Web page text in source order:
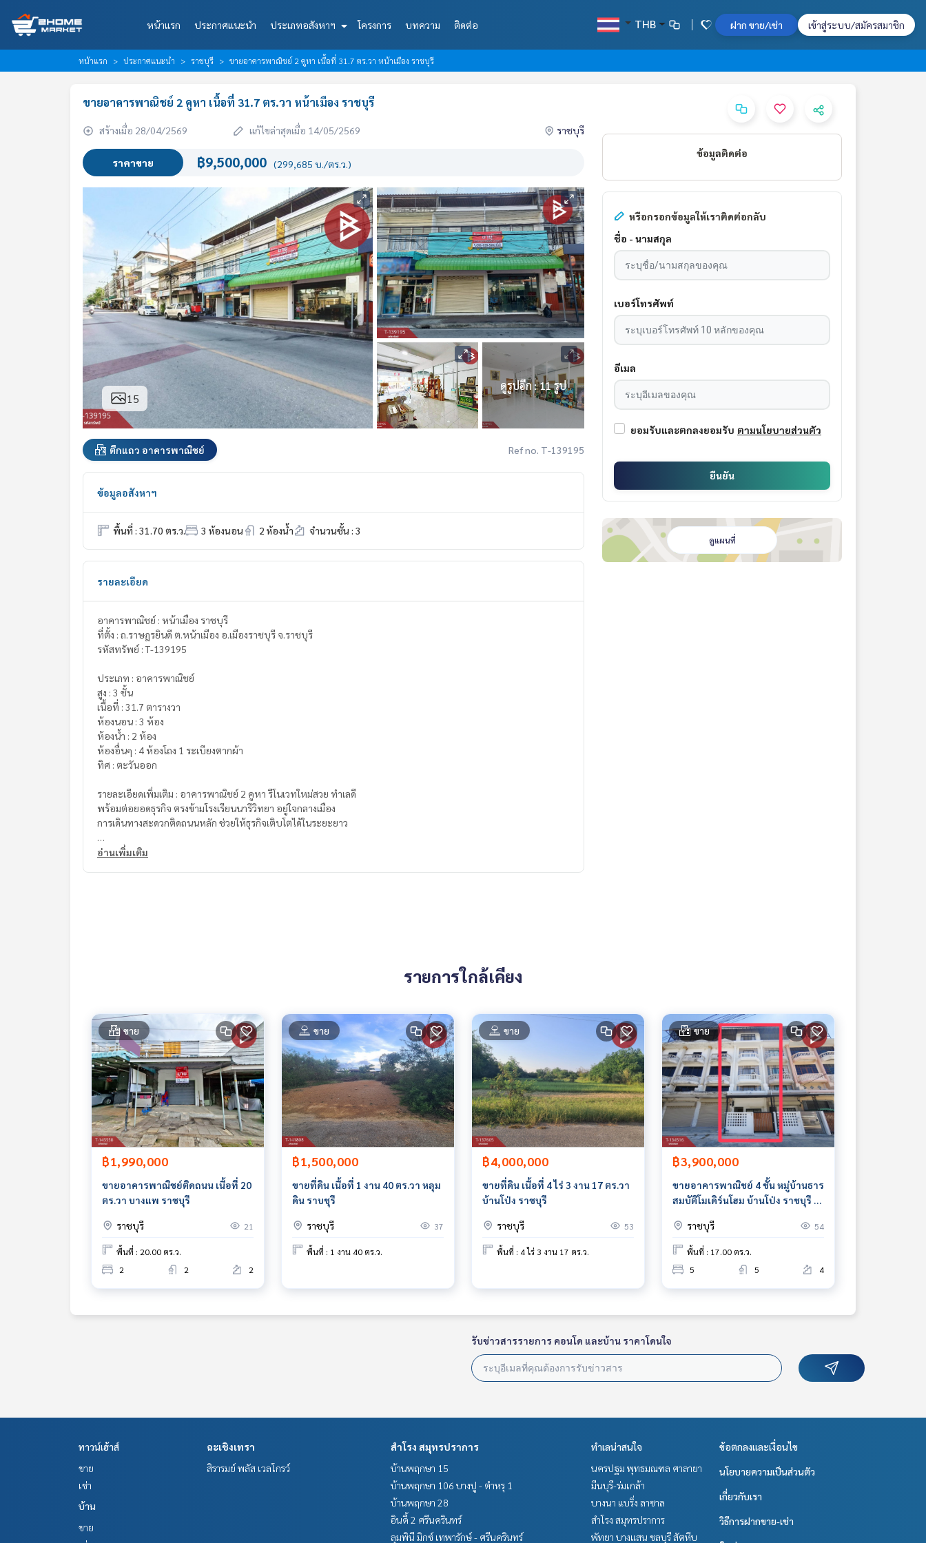
หน้าแรก ประกาศแนะนำ ประเภทอสังหาฯ โครงการ บทความ ติดต่อ THB ฝาก ขาย/เช่า เข้าสู่ระบบ/สมัครสมาชิก
หน้าแรก ประกาศแนะนำ ราชบุรี ขายอาคารพาณิชย์ 2 คูหา เนื้อที่ 31.7 ตร.วา หน้าเมือง ราชบุรี
ขายอาคารพาณิชย์ 2 คูหา เนื้อที่ 31.7 ตร.วา หน้าเมือง ราชบุรี
สร้างเมื่อ 28/04/2569 แก้ไขล่าสุดเมื่อ 14/05/2569 ราชบุรี
ราคาขาย ฿9,500,000 (299,685 บ./ตร.ว.)
15
ดูรูปอีก : 11 รูป
ตึกแถว อาคารพาณิชย์ Ref no. T-139195
ข้อมูลอสังหาฯ
พื้นที่ : 31.70 ตร.ว. 3 ห้องนอน 2 ห้องน้ำ จำนวนชั้น : 3
รายละเอียด
อาคารพาณิชย์ : หน้าเมือง ราชบุรี
ที่ตั้ง : ถ.ราษฎรยินดี ต.หน้าเมือง อ.เมืองราชบุรี จ.ราชบุรี
รหัสทรัพย์ : T-139195
ประเภท : อาคารพาณิชย์
สูง : 3 ชั้น
เนื้อที่ : 31.7 ตารางวา
ห้องนอน : 3 ห้อง
ห้องน้ำ : 2 ห้อง
ห้องอื่นๆ : 4 ห้องโถง 1 ระเบียงตากผ้า
ทิศ : ตะวันออก
รายละเอียดเพิ่มเติม : อาคารพาณิชย์ 2 คูหา รีโนเวทใหม่สวย ทำเลดี
พร้อมต่อยอดธุรกิจ ตรงข้ามโรงเรียนนารีวิทยา อยู่ใจกลางเมือง
การเดินทางสะดวกติดถนนหลัก ช่วยให้ธุรกิจเติบโตได้ในระยะยาว
สถานที่ใกล้เคียง
สนใจสอบถามข้อมูลเพิ่มเติม หรือ นัดชมบ้านได้ที่
Tel :0958295992โอ๋ (รหัสตัวแทน 6457)
Line ID : Ao_iaun
Callcenter :02-047-4282
สนใจดูทรัพย์อื่นๆ เพิ่มเติม มากกว่า 3,000 รายการ
www.tb.co.th
The Best Property Agent CO,.LTD. ผู้นำด้านธุรกิจนายหน้า ตัวแทนอสังหาริมทรัพย์ครบวงจร ด้วยความเป็นมืออาชีพ ใช้เ
ทคโนโลยี และ นวัตกรรมที่สร้างสรรค์ เพื่อส่งมอบบริการที่ดีที่สุดเพื่อคุณ ให้บริการด้าน ซื้อ ขาย เช่า อสังหาริมทรัพย์
อ่านเพิ่มเติม
ข้อมูลติดต่อ
หรือกรอกข้อมูลให้เราติดต่อกลับ
ชื่อ - นามสกุล
เบอร์โทรศัพท์
อีเมล
ยอมรับและตกลงยอมรับ ตามนโยบายส่วนตัว
ยืนยัน
ดูแผนที่
รายการใกล้เคียง
ขาย
฿1,990,000
ขายอาคารพาณิชย์ติดถนน เนื้อที่ 20
ตร.วา บางแพ ราชบุรี
ราชบุรี 21
พื้นที่ : 20.00 ตร.ว.
2
2 2
ขาย
฿1,500,000
ขายที่ดิน เนื้อที่ 1 งาน 40 ตร.วา หลุม
ดิน ราบชุรี
ราชบุรี 37
พื้นที่ : 1 งาน 40 ตร.ว.
ขาย
฿4,000,000
ขายที่ดิน เนื้อที่ 4 ไร่ 3 งาน 17 ตร.วา
บ้านโป่ง ราชบุรี
ราชบุรี 53
พื้นที่ : 4 ไร่ 3 งาน 17 ตร.ว.
ขาย
฿3,900,000
ขายอาคารพาณิชย์ 4 ชั้น หมู่บ้านธาร
สมบัติโมเดิร์นโฮม บ้านโป่ง ราชบุรี รี
ราชบุรี
54
พื้นที่ : 17.00 ตร.ว.
5
5 4
รับข่าวสารรายการ คอนโด และบ้าน ราคาโดนใจ
ทาวน์เฮ้าส์
ขาย
เช่า
บ้าน
ขาย
ฉะเชิงเทรา
สิรารมย์ พลัส เวลโกรว์
สำโรง สมุทรปราการ
บ้านพฤกษา 15
บ้านพฤกษา 106 บางปู - ตำหรุ 1
บ้านพฤกษา 28
อินดี้ 2 ศรีนครินทร์
ลุมพินี มิกซ์ เทพารักษ์ - ศรีนครินทร์
ทำเลน่าสนใจ
นครปฐม พุทธมณฑล ศาลายา
มีนบุรี-ร่มเกล้า
บางนา แบริ่ง ลาซาล
สำโรง สมุทรปราการ
พัทยา บางแสน ชลบุรี สัตหีบ
ข้อตกลงและเงื่อนไข
นโยบายความเป็นส่วนตัว
เกี่ยวกับเรา
วิธีการฝากขาย-เช่า